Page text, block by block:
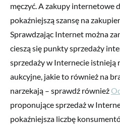
męczyć. A zakupy internetowe
pokaźniejszą szansę na
Sprawdzając Internet można
cieszą się punkty sprzedaży
sprzedaży w Internecie
aukcyjne, jakie to również na
narzekają – sprawdź również
proponujące sprzedaż w
pokaźniejsza liczbę